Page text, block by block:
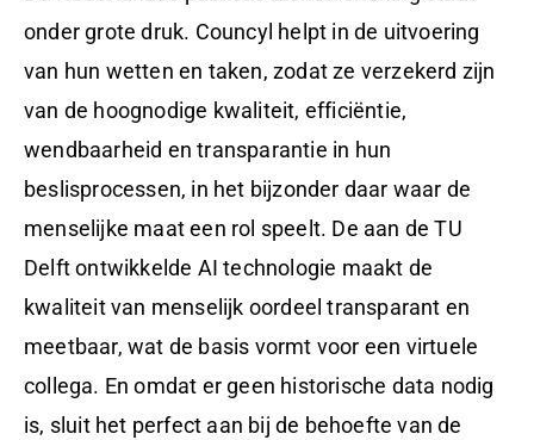
onder grote druk. Councyl helpt in de uitvoering
van hun wetten en taken, zodat ze verzekerd zijn
van de hoognodige kwaliteit, efficiëntie,
wendbaarheid en transparantie in hun
beslisprocessen, in het bijzonder daar waar de
menselijke maat een rol speelt. De aan de TU
Delft ontwikkelde AI technologie maakt de
kwaliteit van menselijk oordeel transparant en
meetbaar, wat de basis vormt voor een virtuele
collega. En omdat er geen historische data nodig
is, sluit het perfect aan bij de behoefte van de